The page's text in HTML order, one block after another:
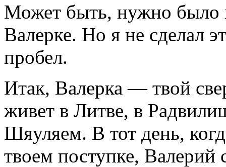
Может быть, нужно было
Валерке. Но я не сделал
пробел.
Итак, Валерка — твой
живет в Литве, в
Шяуляем. В тот день,
твоем поступке, Валерий